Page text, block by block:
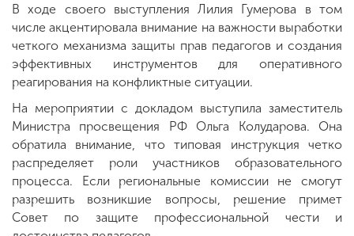
В ходе своего выступления Лилия Гумерова в том
числе акцентировала внимание на важности выработки
четкого механизма защиты прав педагогов и создания
эффективных инструментов для оперативного
реагирования на конфликтные ситуации.
На мероприятии с докладом выступила заместитель
Министра просвещения РФ Ольга Колударова. Она
обратила внимание, что типовая инструкция четко
распределяет роли участников образовательного
процесса. Если региональные комиссии не смогут
разрешить возникшие вопросы, решение примет
Совет по защите профессиональной чести и